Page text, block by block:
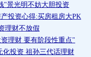
"景光明不妨大胆投资
投资心得:买房租房大PK
理财不放假
理财 要有阶段性重点"
化投资 祖孙三代话理财